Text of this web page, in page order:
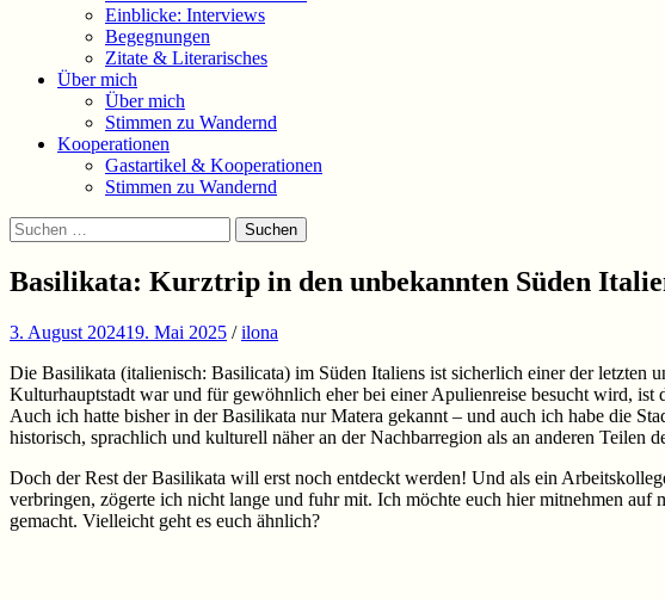
Einblicke: Interviews
Begegnungen
Zitate & Literarisches
Über mich
Über mich
Stimmen zu Wandernd
Kooperationen
Gastartikel & Kooperationen
Stimmen zu Wandernd
Suchen
Suchen
nach:
Basilikata: Kurztrip in den unbekannten Süden
3. August 202419. Mai 2025 /ilona
Die Basilikata (italienisch: Basilicata) im Süden Italiens ist sicherlich einer der letzten
Kulturhauptstadt war und für gewöhnlich eher bei einer Apulienreise besucht wird, ist
Auch ich hatte bisher in der Basilikata nur Matera gekannt – und auch ich habe die
historisch, sprachlich und kulturell näher an der Nachbarregion als an anderen Teilen
Doch der Rest der Basilikata will erst noch entdeckt werden! Und als ein
verbringen, zögerte ich nicht lange und fuhr mit. Ich möchte euch hier mitnehmen
gemacht. Vielleicht geht es euch ähnlich?